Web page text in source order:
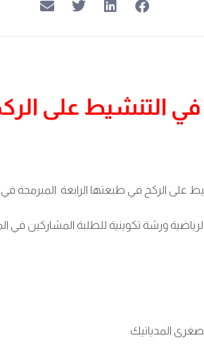
التنشيط على
على الركح في طبعتها الرابعة المبرمجة
ورشة تكوينية للطلبة المشاركين في